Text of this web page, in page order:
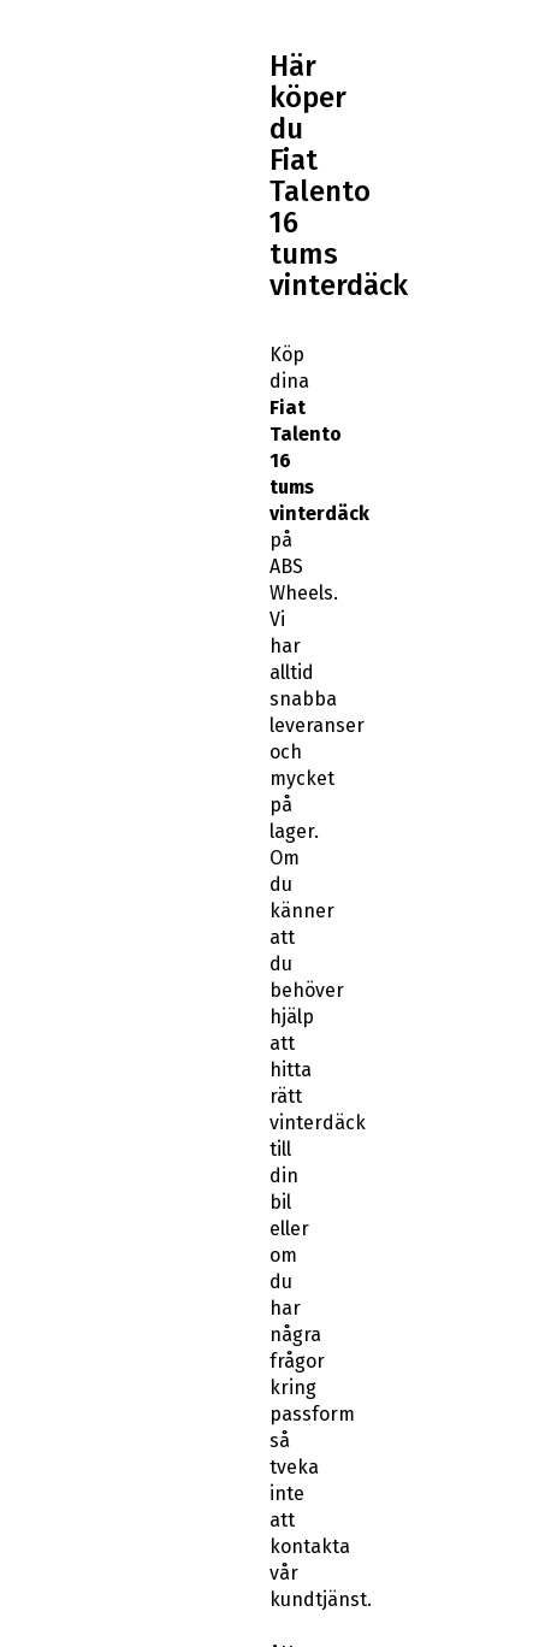
Här
köper
du
Fiat
Talento
16
tums
vinterdäck
Köp
dina
Fiat
Talento
16
tums
vinterdäck
på
ABS
Wheels.
Vi
har
alltid
snabba
leveranser
och
mycket
på
lager.
Om
du
känner
att
du
behöver
hjälp
att
hitta
rätt
vinterdäck
till
din
bil
eller
om
du
har
några
frågor
kring
passform
så
tveka
inte
att
kontakta
vår
kundtjänst.